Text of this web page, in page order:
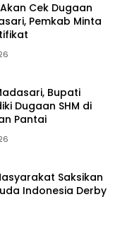
Cek Dugaan
Pemkab Minta
Bupati
Dugaan SHM di
Pantai
Saksikan
Indonesia Derby